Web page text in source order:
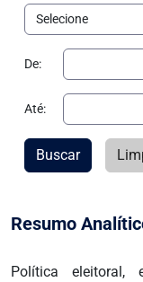
Resumo
Política eleitoral,
De:
Até:
Buscar